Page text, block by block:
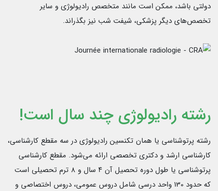
دولتی باشد، ممکن است مانند متخصص رادیولوژی و سایر
تخصص‌های دیگر پزشکی، شیفت شب نیز بگذراند.
رشته رادیولوژی چند سال است!
رشته پرتوشناسی یا همان تکنسین رادیولوژی در سه مقطع کارشناسی،
کارشناسی ارشد و دکتری تخصصی ارائه می‌شود. مقطع کارشناسی
پرتوشناسی یا طول دوره تحصیل آن ۴ سال و 8 ترم تحصیلی است
که حدود 130 واحد درسی شامل دروس عمومی، دروس اختصاصی و